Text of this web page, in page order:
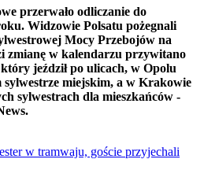
przerwało odliczanie do
Widzowie Polsatu pożegnali
Mocy Przebojów na
zmianę w kalendarzu przywitano
jeździł po ulicach, w Opolu
sylwestrze miejskim, a w Krakowie
sylwestrach dla mieszkańców -